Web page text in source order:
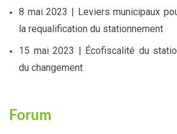
8 mai 2023 | Leviers municipaux
la requalification du stationnement
15 mai 2023 | Écofiscalité du
du changement
Forum